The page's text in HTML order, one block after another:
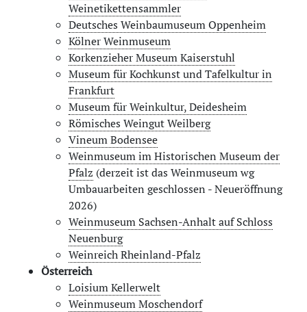
Weinetikettensammler
Deutsches Weinbaumuseum Oppenheim
Kölner Weinmuseum
Korkenzieher Museum Kaiserstuhl
Museum für Kochkunst und Tafelkultur in
Frankfurt
Museum für Weinkultur, Deidesheim
Römisches Weingut Weilberg
Vineum Bodensee
Weinmuseum im Historischen Museum der
Pfalz (derzeit ist das Weinmuseum wg
Umbauarbeiten geschlossen - Neueröffnung
2026)
Weinmuseum Sachsen-Anhalt auf Schloss
Neuenburg
Weinreich Rheinland-Pfalz
Österreich
Loisium Kellerwelt
Weinmuseum Moschendorf